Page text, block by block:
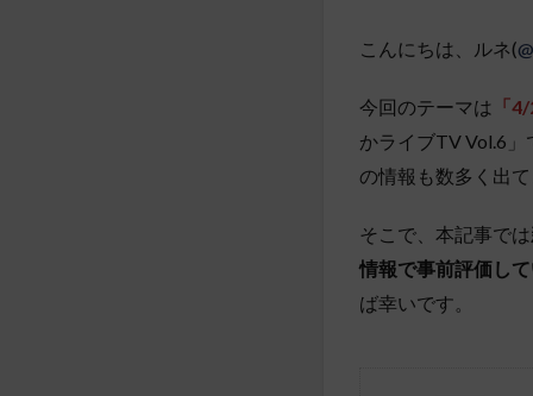
こんにちは、ルネ(
今回のテーマは 「
かライブTV Vol.6
の情報も数多く出て
そこで、本記事では
情報で事前評価して
ば幸いです。